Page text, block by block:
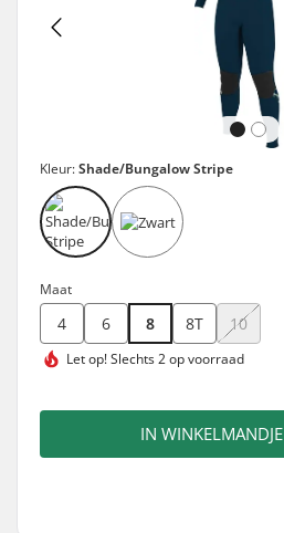
Kleur:Shade/Bungalow Stripe
Maat
4 6 8 8T 10
Let op!Slechts 2 op voorraad
IN WINKELMANDJE